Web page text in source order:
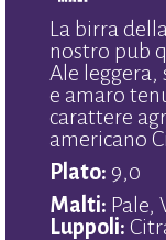
La birra
nostro pub
Ale
e amaro
carattere
americano
Plato: 9,0
Malti: Pale,
Luppoli: